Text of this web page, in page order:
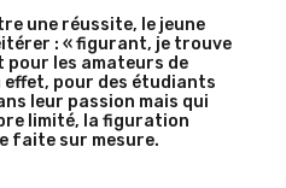
une réussite, le jeune
: « figurant, je trouve
pour les amateurs de
effet, pour des étudiants
leur passion mais qui
limité, la figuration
faite sur mesure.